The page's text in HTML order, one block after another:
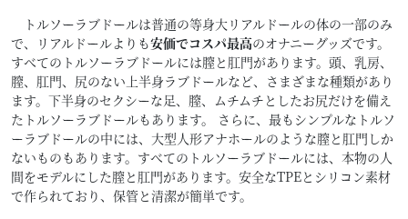
トルソーラブドールは普通の等身大リアルドールの体の一部のみ
で、リアルドールよりも安価でコスパ最高のオナニーグッズです。
すべてのトルソーラブドールには膣と肛門があります。頭、乳房、
膣、肛門、尻のない上半身ラブドールなど、さまざまな種類があり
ます。下半身のセクシーな足、膣、ムチムチとしたお尻だけを備え
たトルソーラブドールもあります。 さらに、最もシンプルなトルソ
ーラブドールの中には、大型人形アナホールのような膣と肛門しか
ないものもあります。すべてのトルソーラブドールには、本物の人
間をモデルにした膣と肛門があります。安全なTPEとシリコン素材
で作られており、保管と清潔が簡単です。